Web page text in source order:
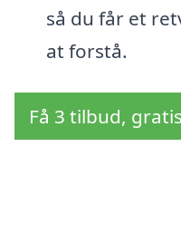
så du får et
at forstå.
Få 3 tilbud,